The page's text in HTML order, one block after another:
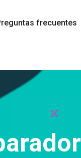
frecuentes